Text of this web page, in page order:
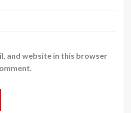
and website in this browser